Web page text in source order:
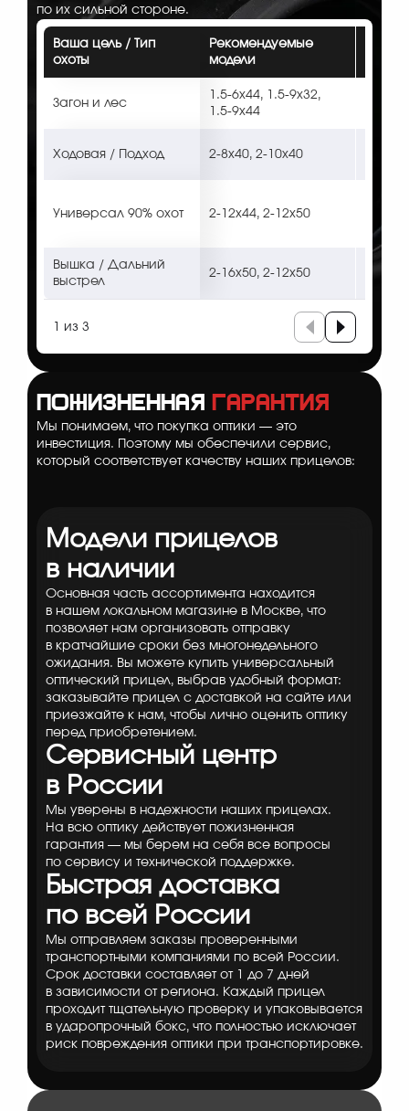
по их сильной стороне.
Чтобы вам было проще определиться, мы разделили наши
Ваша цель / Тип
охоты
Рекомендуемые
модели
Загон и лес
1.5-6x44, 1.5-9x32,
1.5-9x44
Ходовая / Подход 2-8x40, 2-10x40
Универсал 90% охот 2-12x44, 2-12x50
Вышка / Дальний
выстрел
2-16x50, 2-12x50
1 из 3
Пожизненная гарантия
Мы понимаем, что покупка оптики — это
инвестиция. Поэтому мы обеспечили сервис,
который соответствует качеству наших прицелов:
Модели прицелов
в наличии
Основная часть ассортимента находится
в нашем локальном магазине в Москве, что
позволяет нам организовать отправку
в кратчайшие сроки без многонедельного
ожидания. Вы можете купить универсальный
оптический прицел, выбрав удобный формат:
заказывайте прицел с доставкой на сайте или
приезжайте к нам, чтобы лично оценить оптику
перед приобретением.
Сервисный центр
в России
Мы уверены в надежности наших прицелах.
На всю оптику действует пожизненная
гарантия — мы берем на себя все вопросы
по сервису и технической поддержке.
Быстрая доставка
по всей России
Мы отправляем заказы проверенными
транспортными компаниями по всей России.
Срок доставки составляет от 1 до 7 дней
в зависимости от региона. Каждый прицел
проходит тщательную проверку и упаковывается
в ударопрочный бокс, что полностью исключает
риск повреждения оптики при транспортировке.